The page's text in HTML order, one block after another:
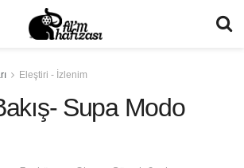
Eleştiri - İzlenim
Supa Modo